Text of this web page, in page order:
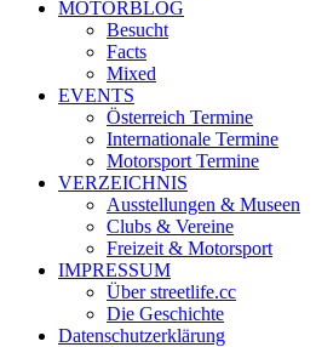
MOTORBLOG
Besucht
Facts
Mixed
EVENTS
Österreich Termine
Internationale Termine
Motorsport Termine
VERZEICHNIS
Ausstellungen & Museen
Clubs & Vereine
Freizeit & Motorsport
IMPRESSUM
Über streetlife.cc
Die Geschichte
Datenschutzerklärung